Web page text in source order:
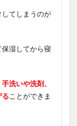
てしまうのが
湿してから寝
手洗いや洗剤、
ることができま